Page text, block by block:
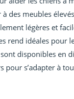
des meubles
légères et
rend idéales pour
disponibles en
pour s’adapter à